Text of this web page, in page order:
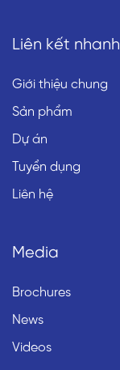
Liên kết nhanh
Giới thiệu chung
Sản phẩm
Dự án
Tuyển dụng
Liên hệ
Media
Brochures
News
Videos